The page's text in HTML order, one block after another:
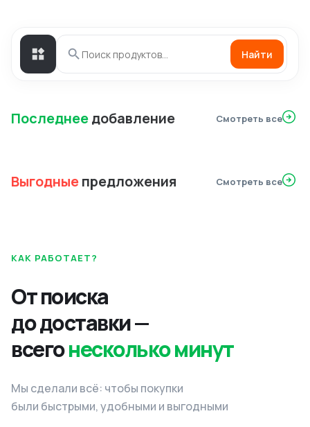
Найти
Последнеедобавление Смотреть все
Выгодныепредложения Смотреть все
КАК РАБОТАЕТ?
От поиска
до доставки —
всегонесколько минут
Мы сделали всё: чтобы покупки
были быстрыми, удобными и выгодными